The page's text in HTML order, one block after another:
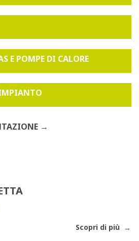
E POMPE DI CALORE
Scopri di più